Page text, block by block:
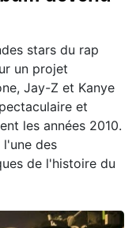
stars du rap
un projet
Jay-Z et Kanye
et
les années 2010.
l'une des
de l'histoire du